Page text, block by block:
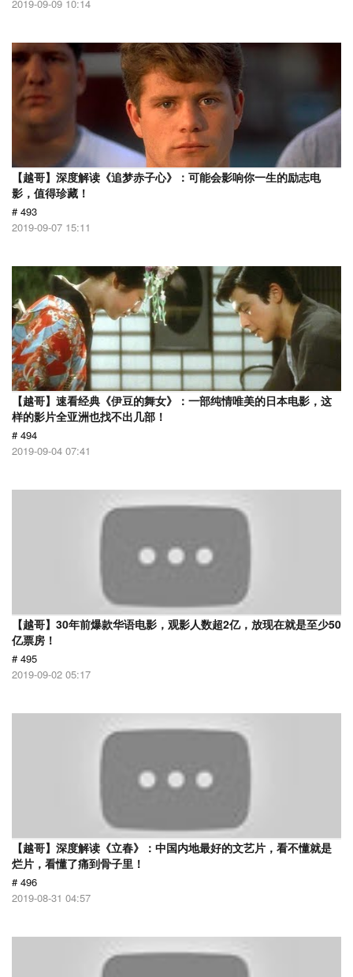
2019-09-09 10:14
【越哥】深度解读《追梦赤子心》：可能会影响你一生的励志电
影，值得珍藏！
# 493
2019-09-07 15:11
【越哥】速看经典《伊豆的舞女》：一部纯情唯美的日本电影，这
样的影片全亚洲也找不出几部！
# 494
2019-09-04 07:41
【越哥】30年前爆款华语电影，观影人数超2亿，放现在就是至少50
亿票房！
# 495
2019-09-02 05:17
【越哥】深度解读《立春》：中国内地最好的文艺片，看不懂就是
烂片，看懂了痛到骨子里！
# 496
2019-08-31 04:57